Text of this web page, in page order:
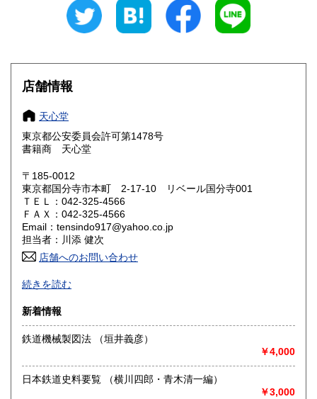
180円 三重県
大阪府
奈良県
鳥取県 180円
岡山県
山口県 180円
香川県 180円 愛媛県
高知県 180円
佐賀県
熊本県 180円 大分県 180円
180円
沖縄県 180円
店舗情報
天心堂
東京都公安委員会許可第1478号
書籍商 天心堂
〒185-0012
東京都国分寺市本町 2-17-10 リベール国分寺001
ＴＥＬ：042-325-4566
ＦＡＸ：042-325-4566
Email：tensindo917@yahoo.co.jp
担当者：川添 健次
店舗へのお問い合わせ
-
沿線名：中央線
最寄駅：国分寺駅
営業時間：-
定休日：-
書籍の買取について
続きを読む
新着情報
鉄道機械製図法 （垣井義彦）
￥4,000
日本鉄道史料要覧 （横川四郎・青木清一編）
￥3,000